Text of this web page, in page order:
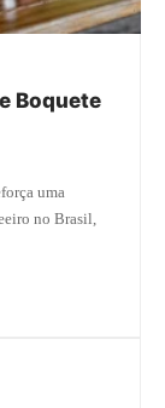
Boquete
uma
no Brasil,